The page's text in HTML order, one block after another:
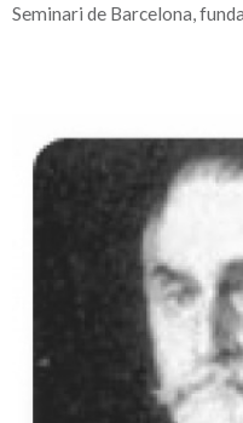
Seminari de Barcelona,